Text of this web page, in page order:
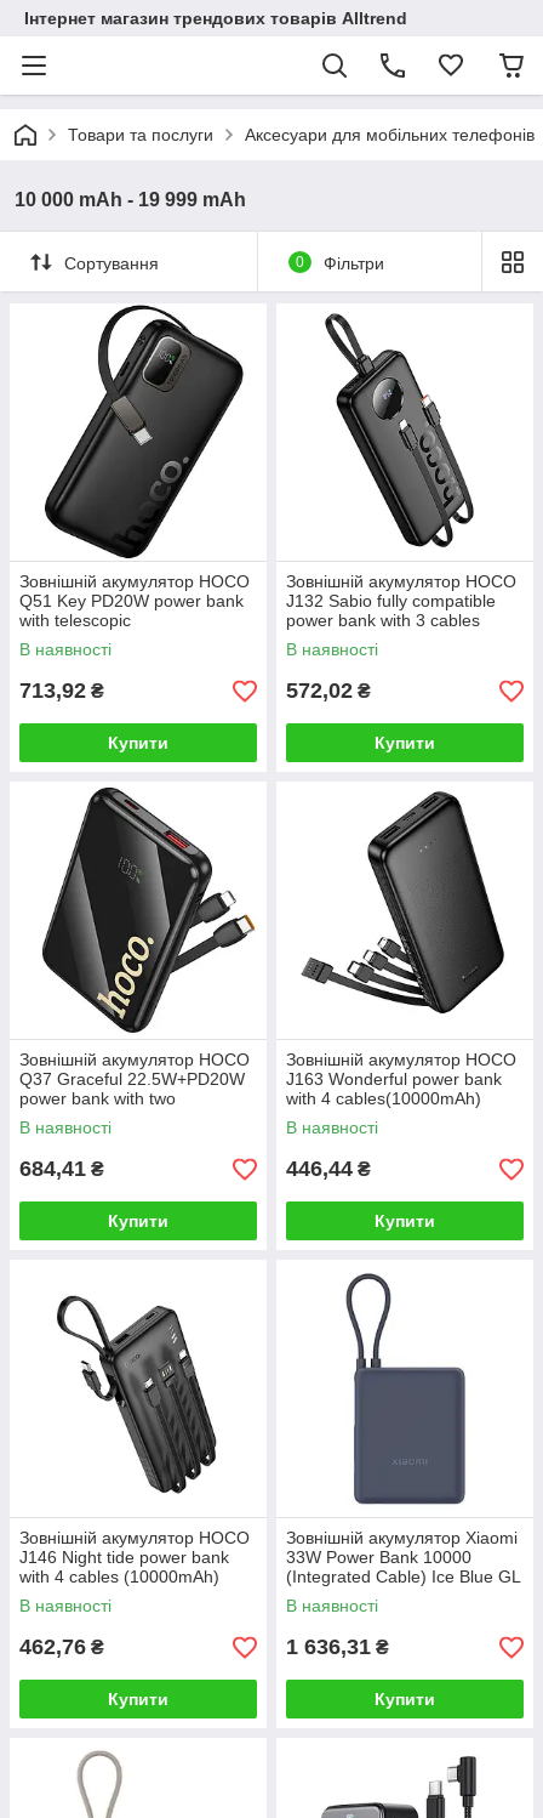
Інтернет магазин трендових товарів Alltrend
Товари та послуги Аксесуари для мобільних телефонів
10 000 mAh - 19 999 mAh
Сортування 0 Фільтри
Зовнішній акумулятор HOCO
Q51 Key PD20W power bank
with telescopic
cable(10000mAh) Black
В наявності
713,92 ₴
Купити
Зовнішній акумулятор HOCO
J132 Sabio fully compatible
power bank with 3 cables
(10000mAh) Black
В наявності
572,02 ₴
Купити
Зовнішній акумулятор HOCO
Q37 Graceful 22.5W+PD20W
power bank with two
cables(10000mAh) Black
В наявності
684,41 ₴
Купити
Зовнішній акумулятор HOCO
J163 Wonderful power bank
with 4 cables(10000mAh)
Black
В наявності
446,44 ₴
Купити
Зовнішній акумулятор HOCO
J146 Night tide power bank
with 4 cables (10000mAh)
Black
В наявності
462,76 ₴
Купити
Зовнішній акумулятор Xiaomi
33W Power Bank 10000
(Integrated Cable) Ice Blue GL
В наявності
1 636,31 ₴
Купити